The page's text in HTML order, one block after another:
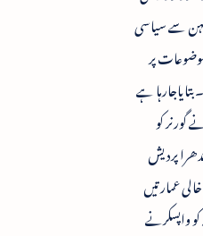
سے سیاسی
پر
بتایاجارہا ہے
گورنر کو
پردیش
عمارتیں
واپسکرنے